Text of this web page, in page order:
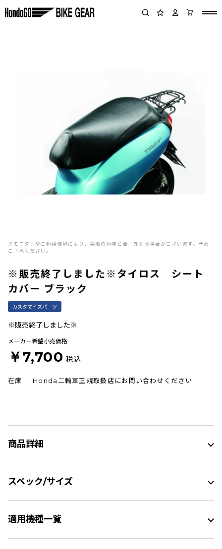
※モニターやご利用環境により、実際の色味と若干異なる場合がございます。予め
ご了承ください。
カスタマイズパーツ
※販売終了しました※
※販売終了しました※タイロス シート
カバー ブラック
メーカー希望小売価格
￥7,700 税込
在庫 Honda二輪車正規取扱店にお問い合わせください
商品詳細
スペック/サイズ
適用機種一覧